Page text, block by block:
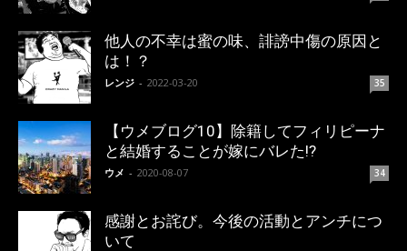
他人の不幸は蜜の味、誹謗中傷の原因と
は！？
レンジ - 2022-03-20 35
【ウメブログ10】除籍してフィリピーナ
と結婚することが嫁にバレた!?
ウメ - 2020-08-07 34
感謝とお詫び。今後の活動とアンチにつ
いて